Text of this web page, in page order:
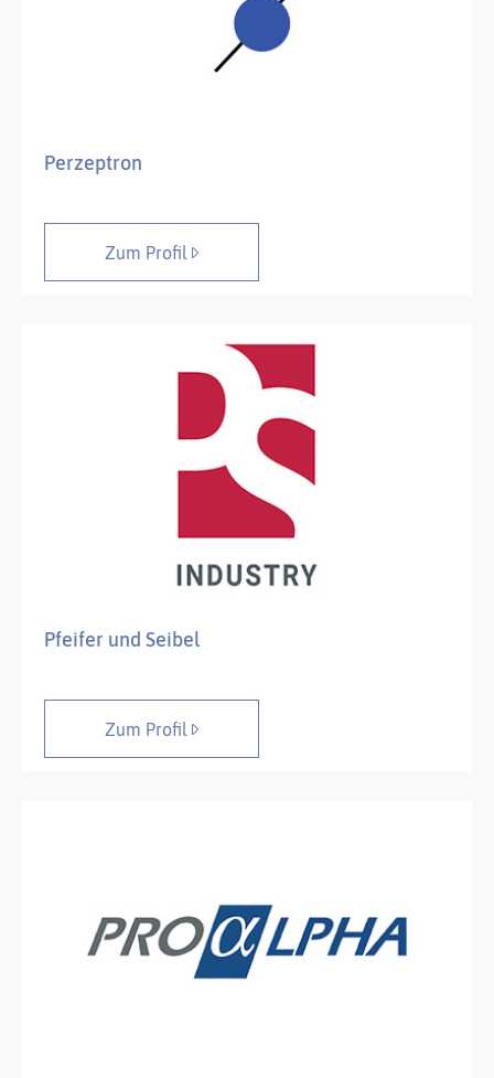
Perzeptron
Zum Profil
Pfeifer und Seibel
Zum Profil